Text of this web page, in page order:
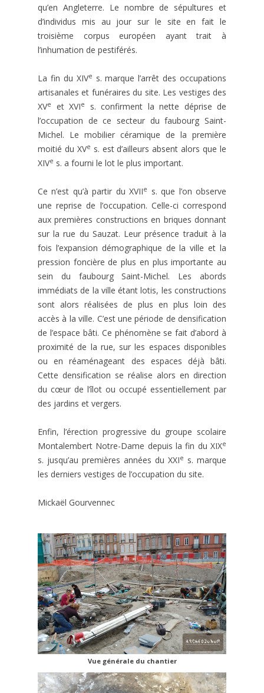
qu’en Angleterre. Le nombre de sépultures et
d’individus mis au jour sur le site en fait le
troisième corpus européen ayant trait à
l’inhumation de pestiférés.
La fin du XIVe s. marque l’arrêt des occupations
artisanales et funéraires du site. Les vestiges des
XVe et XVIe
s. confirment la nette déprise de
l’occupation de ce secteur du faubourg Saint-
Michel. Le mobilier céramique de la première
moitié du XVe s. est d’ailleurs absent alors que le
XIVe s. a fourni le lot le plus important.
Ce n’est qu’à partir du XVIIe
s. que l’on observe
une reprise de l’occupation. Celle-ci correspond
aux premières constructions en briques donnant
sur la rue du Sauzat. Leur présence traduit à la
fois l’expansion démographique de la ville et la
pression foncière de plus en plus importante au
sein du faubourg Saint-Michel. Les abords
immédiats de la ville étant lotis, les constructions
sont alors réalisées de plus en plus loin des
accès à la ville. C’est une période de densification
de l’espace bâti. Ce phénomène se fait d’abord à
proximité de la rue, sur les espaces disponibles
ou en réaménageant des espaces déjà bâti.
Cette densification se réalise alors en direction
du cœur de l’îlot ou occupé essentiellement par
des jardins et vergers.
Enfin, l’érection progressive du groupe scolaire
Montalembert Notre-Dame depuis la fin du XIXe
s. jusqu’au premières années du XXIe s. marque
les derniers vestiges de l’occupation du site.
Mickaël Gourvennec
Vue générale du chantier